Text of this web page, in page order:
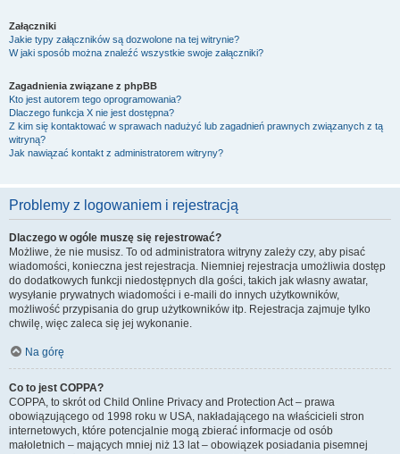
Załączniki
Jakie typy załączników są dozwolone na tej witrynie?
W jaki sposób można znaleźć wszystkie swoje załączniki?
Zagadnienia związane z phpBB
Kto jest autorem tego oprogramowania?
Dlaczego funkcja X nie jest dostępna?
Z kim się kontaktować w sprawach nadużyć lub zagadnień prawnych związanych z tą
witryną?
Jak nawiązać kontakt z administratorem witryny?
Problemy z logowaniem i rejestracją
Dlaczego w ogóle muszę się rejestrować?
Możliwe, że nie musisz. To od administratora witryny zależy czy, aby pisać
wiadomości, konieczna jest rejestracja. Niemniej rejestracja umożliwia dostęp
do dodatkowych funkcji niedostępnych dla gości, takich jak własny awatar,
wysyłanie prywatnych wiadomości i e-maili do innych użytkowników,
możliwość przypisania do grup użytkowników itp. Rejestracja zajmuje tylko
chwilę, więc zaleca się jej wykonanie.
Na górę
Co to jest COPPA?
COPPA, to skrót od Child Online Privacy and Protection Act – prawa
obowiązującego od 1998 roku w USA, nakładającego na właścicieli stron
internetowych, które potencjalnie mogą zbierać informacje od osób
małoletnich – mających mniej niż 13 lat – obowiązek posiadania pisemnej